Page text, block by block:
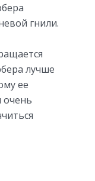
гнили.
лучше
ее
очень